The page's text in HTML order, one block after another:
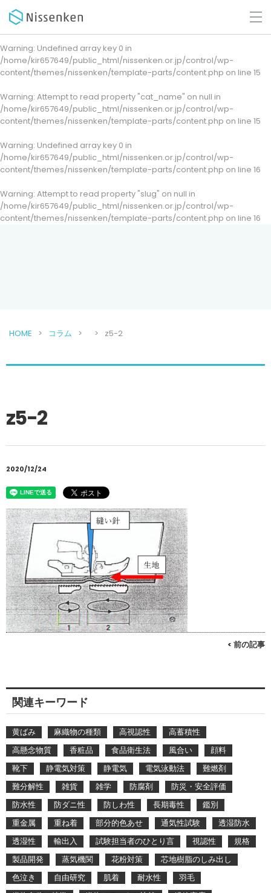
Warning: Undefined array key 0 in
/home/kir657649/public_html/nissenken.or.jp/control/wp-
content/themes/nissenken/template-parts/content.php on line 15
Warning: Attempt to read property "cat_name" on null in
/home/kir657649/public_html/nissenken.or.jp/control/wp-
content/themes/nissenken/template-parts/content.php on line 15
Warning: Undefined array key 0 in
/home/kir657649/public_html/nissenken.or.jp/control/wp-
content/themes/nissenken/template-parts/content.php on line 16
Warning: Attempt to read property "slug" on null in
/home/kir657649/public_html/nissenken.or.jp/control/wp-
content/themes/nissenken/template-parts/content.php on line 16
HOME コラム z5-2
z5-2
2020/12/24
< 前の記事
関連キーワード
黄ばみ 麻織物の種類 高視認性
高蓄積性
高懸念物質
香粧品 食品衛生法 風合い
顔料
靴下
静電気対策 静電気 電気泳動法
難燃剤
難分解性
雑貨 雑学 防腐剤
防災・安全評価
防水性
防ダニ性 防しわ性 長期毒性
鑑別
重金属
重ね着 部分的色あせ 通気性試験
透湿防水
透湿性
輸出入 試験担当者のひとり言 視認性
規格
製品開発
蒸気機関 花粉対策
芯地樹脂のしみ出し
色泣き
自由研究 肌着 耐水性
羽毛